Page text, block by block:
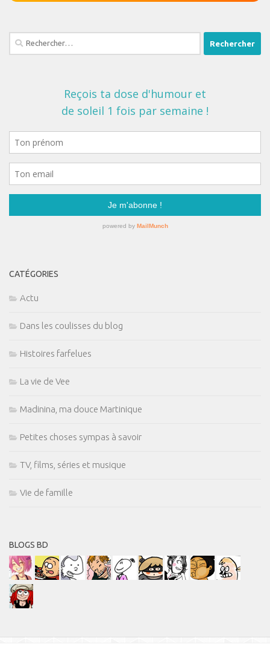
Rechercher :
CATÉGORIES
Actu
Dans les coulisses du blog
Histoires farfelues
La vie de Vee
Madinina, ma douce Martinique
Petites choses sympas à savoir
TV, films, séries et musique
Vie de famille
BLOGS BD